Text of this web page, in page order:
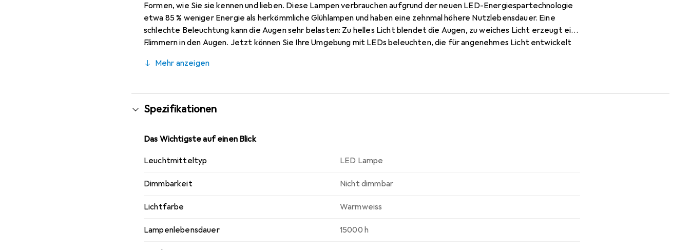
Formen, wie Sie sie kennen und lieben. Diese Lampen verbrauchen aufgrund der neuen LED-Energiespartechnologie
etwa 85 % weniger Energie als herkömmliche Glühlampen und haben eine zehnmal höhere Nutzlebensdauer. Eine
schlechte Beleuchtung kann die Augen sehr belasten: Zu helles Licht blendet die Augen, zu weiches Licht erzeugt ein
Flimmern in den Augen. Jetzt können Sie Ihre Umgebung mit LEDs beleuchten, die für angenehmes Licht entwickelt
ist diese energiesparende LED-Lampe der perfekte nachhaltige Ersatz für herkömmliche Glühlampen.
Mehr anzeigen
Spezifikationen
Das Wichtigste auf einen Blick
Leuchtmitteltyp LED Lampe
Dimmbarkeit Nicht dimmbar
Lichtfarbe Warmweiss
Lampenlebensdauer 15000 h